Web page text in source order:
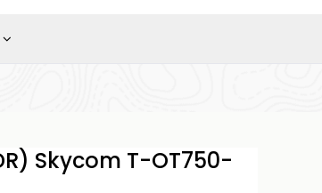
Skycom T-OT750-